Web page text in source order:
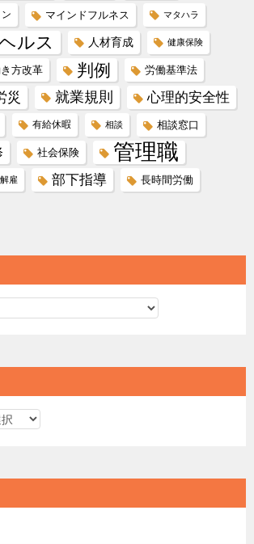
マインドフルネス マタハラ
ルス 人材育成 健康保険
方改革 判例 労働基準法
災 就業規則 心理的安全性
有給休暇 相談 相談窓口
社会保険 管理職
解雇 部下指導 長時間労働